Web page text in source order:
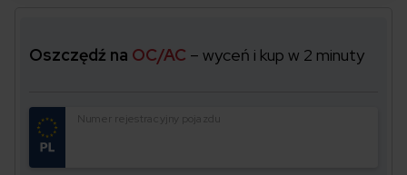
Oszczędź na OC/AC – wyceń i kup w 2 minuty
Numer rejestracyjny pojazdu